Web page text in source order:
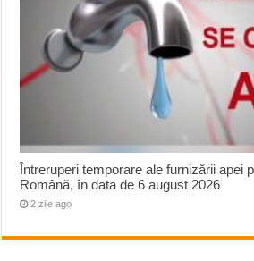
Întreruperi temporare ale furnizării apei
Română, în data de 6 august 2026
2 zile ago